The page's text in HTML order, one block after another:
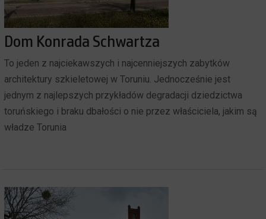
Dom Konrada Schwartza
To jeden z najciekawszych i najcenniejszych zabytków
architektury szkieletowej w Toruniu. Jednocześnie jest
jednym z najlepszych przykładów degradacji dziedzictwa
toruńskiego i braku dbałości o nie przez właściciela, jakim są
władze Torunia